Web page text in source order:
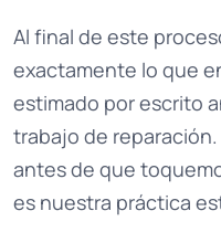
Al final de este
exactamente lo que
estimado por escrito
trabajo de
antes de que
es nuestra práctica